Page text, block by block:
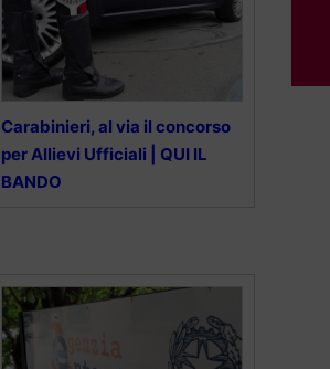
Carabinieri, al via il concorso
per Allievi Ufficiali | QUI IL
BANDO